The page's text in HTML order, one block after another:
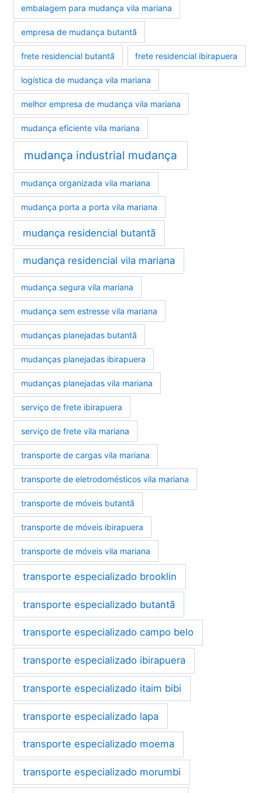
embalagem para mudança vila mariana
empresa de mudança butantã
frete residencial butantã frete residencial ibirapuera
logística de mudança vila mariana
melhor empresa de mudança vila mariana
mudança eficiente vila mariana
mudança industrial mudança
mudança organizada vila mariana
mudança porta a porta vila mariana
mudança residencial butantã
mudança residencial vila mariana
mudança segura vila mariana
mudança sem estresse vila mariana
mudanças planejadas butantã
mudanças planejadas ibirapuera
mudanças planejadas vila mariana
serviço de frete ibirapuera
serviço de frete vila mariana
transporte de cargas vila mariana
transporte de eletrodomésticos vila mariana
transporte de móveis butantã
transporte de móveis ibirapuera
transporte de móveis vila mariana
transporte especializado brooklin
transporte especializado butantã
transporte especializado campo belo
transporte especializado ibirapuera
transporte especializado itaim bibi
transporte especializado lapa
transporte especializado moema
transporte especializado morumbi